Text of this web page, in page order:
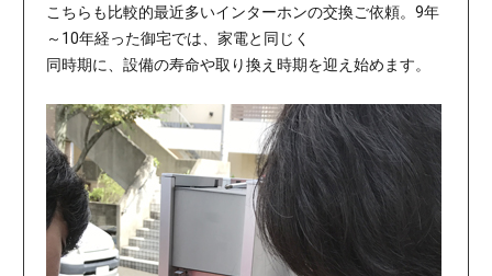
こちらも比較的最近多いインターホンの交換ご依頼。9年
～10年経った御宅では、家電と同じく
同時期に、設備の寿命や取り換え時期を迎え始めます。